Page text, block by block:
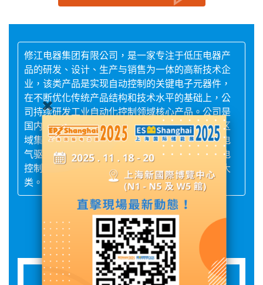
修江电器集团有限公司，是一家专注于低压电器产
品的研发、设计、生产与销售为一体的高新技术企
业，该类产品是实现自动控制的关键电子元器件，
在不断优化传统产品结构和技术水平的基础上，公
司持续研发工业自动化控制领域核心产品。公司是
国内主要的低压电器生产企业之一，属国家级无区
域集团公司，核心产品为各类节能变压及智能化电
气驱动控制元件和装置，现拥有节能变压器、配电
控制、电气传动与控制、仪器仪表、断路器共五大
类。
展品詳情
变压器